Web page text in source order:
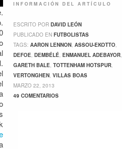
INFORMACIÓN DEL ARTÍCULO
ESCRITO POR DAVID LEÓN
PUBLICADO EN FUTBOLISTAS
TAGS: AARON LENNON, ASSOU-EKOTTO,
DEFOE, DEMBÉLÉ, ENMANUEL ADEBAYOR,
GARETH BALE, TOTTENHAM HOTSPUR,
VERTONGHEN, VILLAS BOAS
MARZO 22, 2013
49 COMENTARIOS